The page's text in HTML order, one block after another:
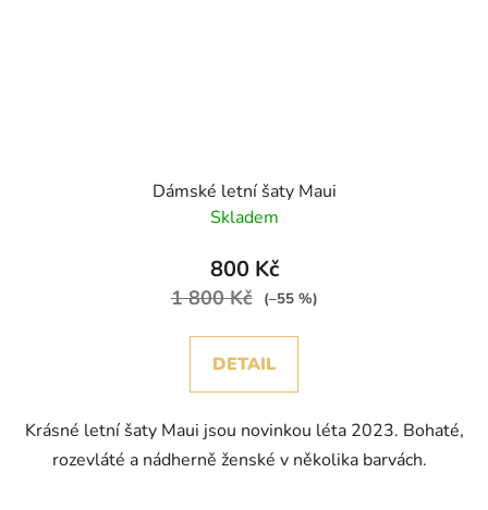
Dámské letní šaty Maui
Skladem
800 Kč
1 800 Kč (–55 %)
DETAIL
Krásné letní šaty Maui jsou novinkou léta 2023. Bohaté,
rozevláté a nádherně ženské v několika barvách.